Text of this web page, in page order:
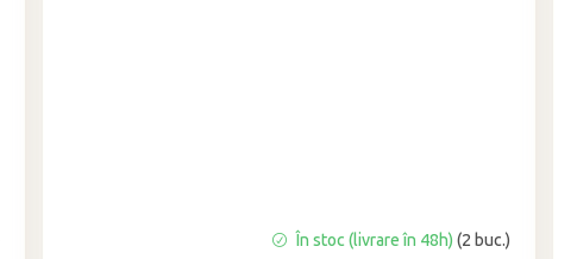
În stoc (livrare în 48h) (2 buc.)